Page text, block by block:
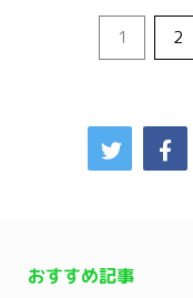
1 2
おすすめ記事